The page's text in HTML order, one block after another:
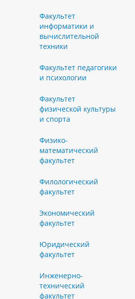
Факультет
информатики и
вычислительной
техники
Факультет педагогики
и психологии
Факультет
физической культуры
и спорта
Физико-
математический
факультет
Филологический
факультет
Экономический
факультет
Юридический
факультет
Инженерно-
технический
факультет